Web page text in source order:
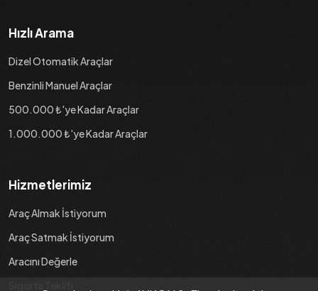
Hızlı Arama
Dizel Otomatik Araçlar
Benzinli Manuel Araçlar
500.000 ₺'ye Kadar Araçlar
1.000.000 ₺'ye Kadar Araçlar
Hizmetlerimiz
Araç Almak İstiyorum
Araç Satmak İstiyorum
Aracını Değerle